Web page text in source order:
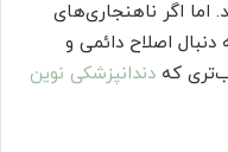
اما اگر ناهنجاری‌های
اصلاح دائمی و
که دندانپزشکی نوین